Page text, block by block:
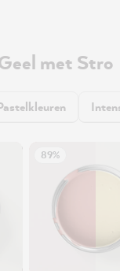
met Stro
89%